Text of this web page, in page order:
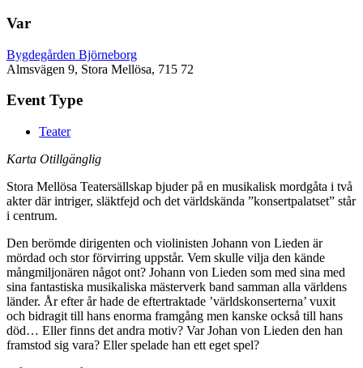
Var
Bygdegården Björneborg
Almsvägen 9, Stora Mellösa, 715 72
Event Type
Teater
Karta Otillgänglig
Stora Mellösa Teatersällskap bjuder på en musikalisk mordgåta i två
akter där intriger, släktfejd och det världskända ”konsertpalatset” står
i centrum.
Den berömde dirigenten och violinisten Johann von Lieden är
mördad och stor förvirring uppstår. Vem skulle vilja den kände
mångmiljonären något ont? Johann von Lieden som med sina med
sina fantastiska musikaliska mästerverk band samman alla världens
länder. År efter år hade de eftertraktade ’världskonserterna’ vuxit
och bidragit till hans enorma framgång men kanske också till hans
död… Eller finns det andra motiv? Var Johan von Lieden den han
framstod sig vara? Eller spelade han ett eget spel?